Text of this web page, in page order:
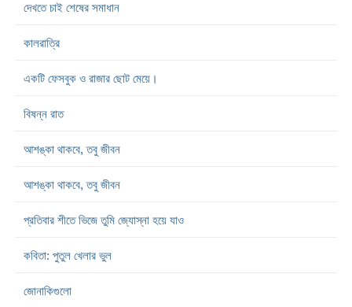
দেখতে চাই শেষের সমাধান
কালরাত্রি
একটি ফেসবুক ও রাজার ছোট মেয়ে।
বিষন্ন রাত
আশঙ্কা থাকবে, তবু জীবন
আশঙ্কা থাকবে, তবু জীবন
প্রতিবার শীতে ভিজে তুমি জ্যোস্না হয়ে যাও
কবিতা: পুতুল খেলার ভুল
জোনাকিগুলো